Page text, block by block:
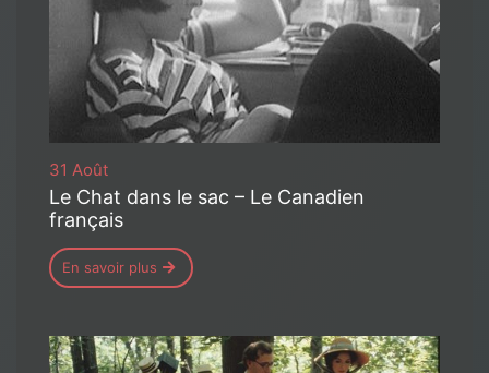
31 Août
Le Chat dans le sac – Le Canadien
français
En savoir plus